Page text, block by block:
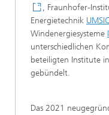
, Fraunhofer-
Energietechnik
Windenergiesysteme
unterschiedlichen
beteiligten Institute
gebündelt.
Das 2021